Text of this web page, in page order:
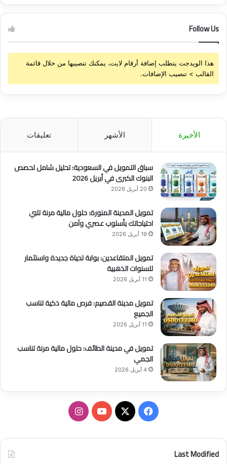
Follow Us
هذا الويدجت يتطلب إضافة أرقام لايت، يمكنك تنصيبها من خلال قائمة
القالب > تنصيب الإضافات.
الأخيرة الأشهر تعليقات
سباق التمويل في السعودية: تحليل شامل لحصص
البنوك الكبرى في أبريل 2026
20 أبريل 2026
تمويل المدينة المنورة: حلول مالية مرنة تلبي
احتياجاتك بأسلوب عصري وآمن
19 أبريل 2026
تمويل المتقاعدين: بوابة لحياة جديدة واستثمار
للسنوات الذهبية
11 أبريل 2026
تمويل مدينة القصيم: فرص مالية ذكية تناسب
الجميع
11 أبريل 2026
تمويل في مدينة الطائف: حلول مالية مرنة تناسب
الجمي
4 أبريل 2026
Last Modified